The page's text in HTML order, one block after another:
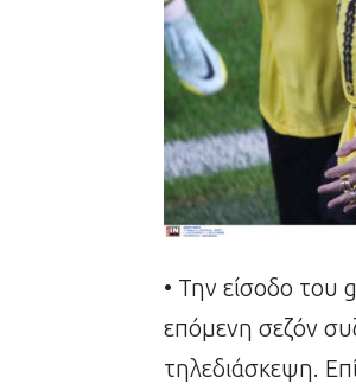
• Την είσοδο του
επόμενη σεζόν
τηλεδιάσκεψη.